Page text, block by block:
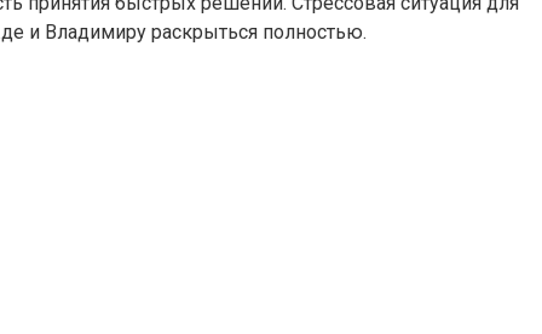
и Владимиру раскрыться полностью.